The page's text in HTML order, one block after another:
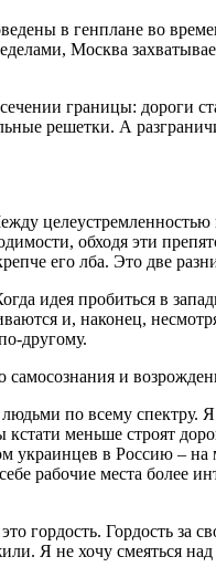
в генплане во
Москва
границы: дороги
решетки. А
обходя эти
его лба. Это две
идея пробиться в
и, наконец,
другому.
и
по всему спектру. Я
меньше строят
украинцев в Россию –
рабочие места более
Гордость за
Я не хочу смеяться